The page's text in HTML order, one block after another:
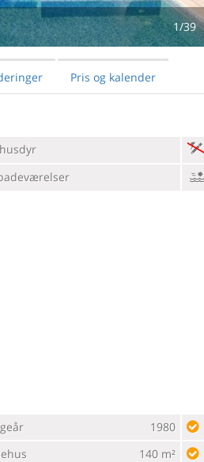
1/39
Pris og kalender
1980
140 m²